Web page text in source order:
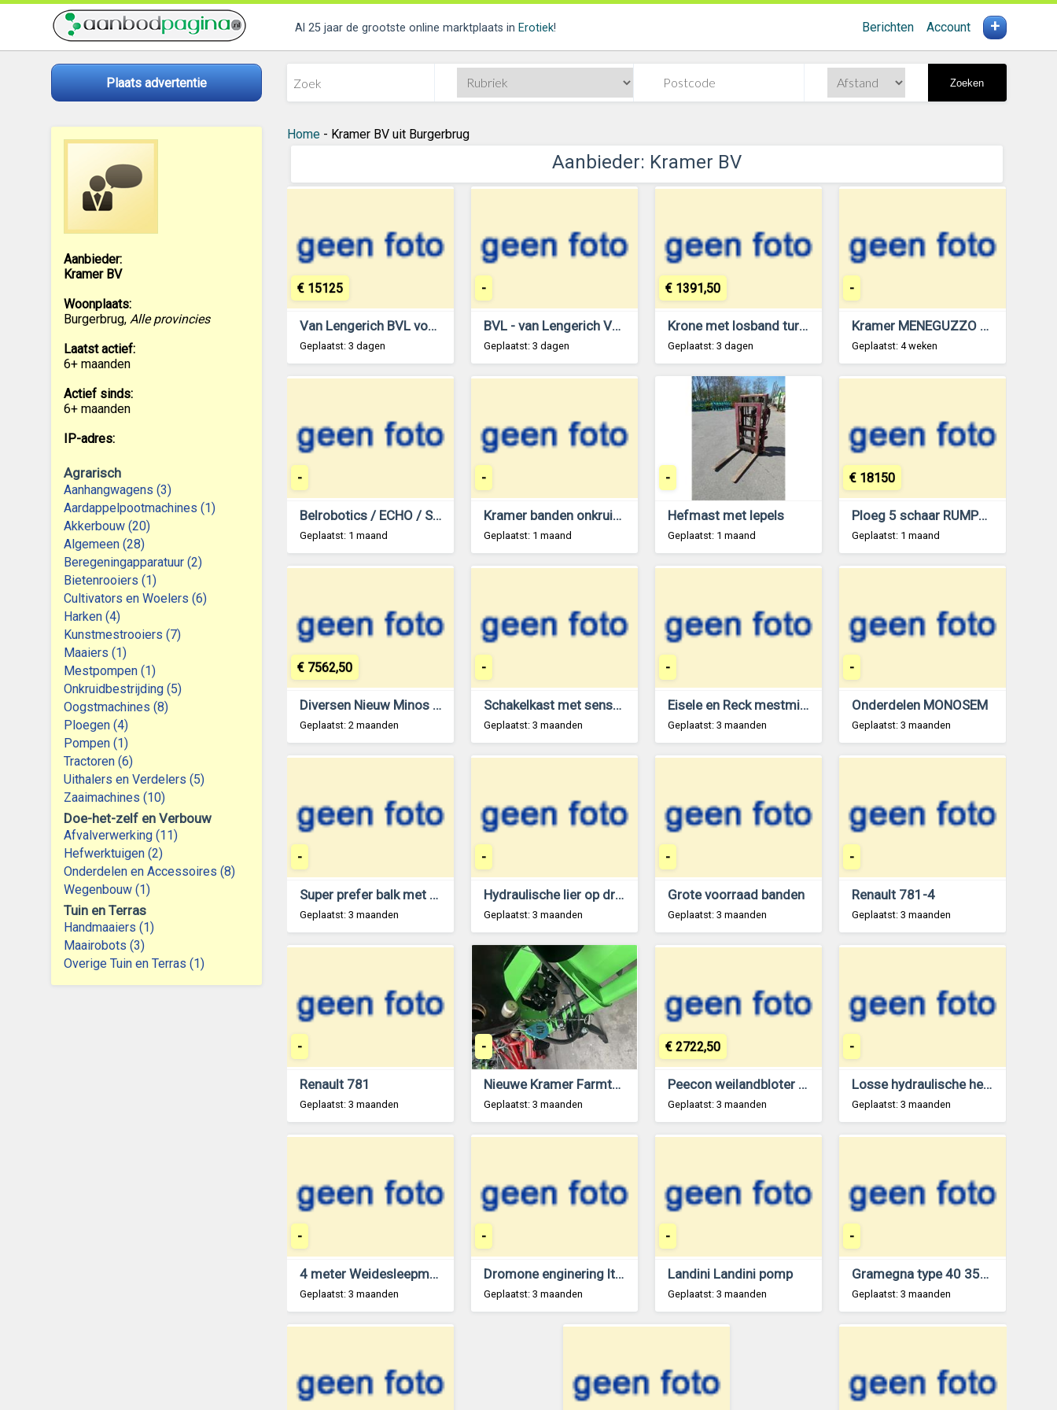
Al 25 jaar de grootste online marktplaats in Erotiek! Berichten Account +
Plaats advertentie Zoeken
Aanbieder:
Kramer BV
Woonplaats:
Burgerbrug, Alle provincies
Laatst actief:
6+ maanden
Actief sinds:
6+ maanden
IP-adres:
Agrarisch
Aanhangwagens (3)
Aardappelpootmachines (1)
Akkerbouw (20)
Algemeen (28)
Beregeningapparatuur (2)
Bietenrooiers (1)
Cultivators en Woelers (6)
Harken (4)
Kunstmestrooiers (7)
Maaiers (1)
Mestpompen (1)
Onkruidbestrijding (5)
Oogstmachines (8)
Ploegen (4)
Pompen (1)
Tractoren (6)
Uithalers en Verdelers (5)
Zaaimachines (10)
Doe-het-zelf en Verbouw
Afvalverwerking (11)
Hefwerktuigen (2)
Onderdelen en Accessoires (8)
Wegenbouw (1)
Tuin en Terras
Handmaaiers (1)
Maairobots (3)
Overige Tuin en Terras (1)
Home- Kramer BV uit Burgerbrug
Aanbieder: Kramer BV
Van Lengerich BVL voermengwagen
Geplaatst: 3 dagen
€ 15125
BVL - van Lengerich Voermengwagen VMIX plus 20 2S met extra verhoging 24 m3
Geplaatst: 3 dagen
-
Krone met losband turbo 5000
Geplaatst: 3 dagen
€ 1391,50
Kramer MENEGUZZO onkruid maaier
Geplaatst: 4 weken
-
Belrobotics / ECHO / Stand alone energie leverancier zonnepanelen accu
Geplaatst: 1 maand
-
Kramer banden onkruidtrekker
Geplaatst: 1 maand
-
Hefmast met lepels
Geplaatst: 1 maand
-
Ploeg 5 schaar RUMPTSTAD RPV 140 - 480V4 + 1
Geplaatst: 1 maand
€ 18150
Diversen Nieuw Minos hark enkele en gedragen dubbele hark voor budget prijs 3.7 4.2 4.8 en 6.55 mete
Geplaatst: 2 maanden
€ 7562,50
Schakelkast met sensor - krachtstroom
Geplaatst: 3 maanden
-
Eisele en Reck mestmixer met omkeer kast 70 x 70 raam - beide 5 meter lang
Geplaatst: 3 maanden
-
Onderdelen MONOSEM
Geplaatst: 3 maanden
-
Super prefer balk met 3 punt 3.5 meter breed
Geplaatst: 3 maanden
-
Hydraulische lier op draaikrans
Geplaatst: 3 maanden
-
Grote voorraad banden
Geplaatst: 3 maanden
-
Renault 781-4
Geplaatst: 3 maanden
-
Renault 781
Geplaatst: 3 maanden
-
Nieuwe Kramer Farmtec Agri 3 meter met alpego rotoreg
Geplaatst: 3 maanden
-
Peecon weilandbloter 3 meter breed
Geplaatst: 3 maanden
€ 2722,50
Losse hydraulische hef voor een spitmachine
Geplaatst: 3 maanden
-
4 meter Weidesleepmatten
Geplaatst: 3 maanden
-
Dromone enginering ltd 1136 en 1135 pick up hitch zwaailat
Geplaatst: 3 maanden
-
Landini Landini pomp
Geplaatst: 3 maanden
-
Gramegna type 40 350 - Glijsloffen met spindel - Hydraulisch verstelbaar achterrek
Geplaatst: 3 maanden
-